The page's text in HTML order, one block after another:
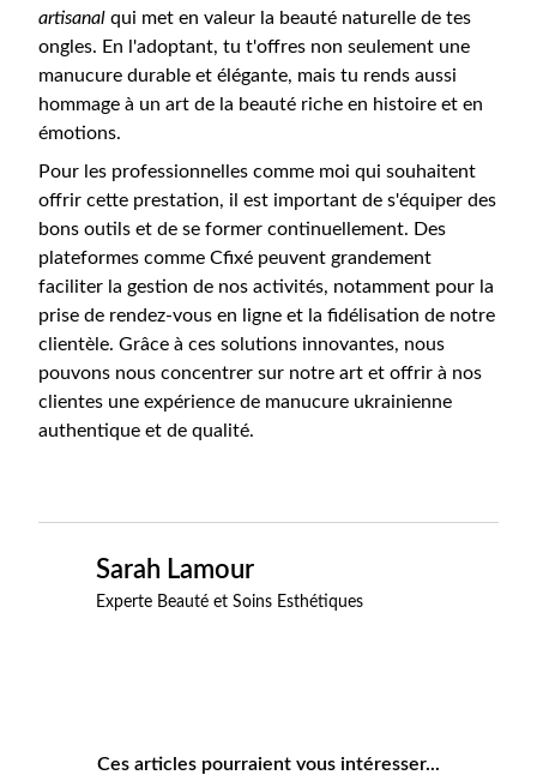
artisanal qui met en valeur la beauté naturelle de tes
ongles. En l'adoptant, tu t'offres non seulement une
manucure durable et élégante, mais tu rends aussi
hommage à un art de la beauté riche en histoire et en
émotions.
Pour les professionnelles comme moi qui souhaitent
offrir cette prestation, il est important de s'équiper des
bons outils et de se former continuellement. Des
plateformes comme Cfixé peuvent grandement
faciliter la gestion de nos activités, notamment pour la
prise de rendez-vous en ligne et la fidélisation de notre
clientèle. Grâce à ces solutions innovantes, nous
pouvons nous concentrer sur notre art et offrir à nos
clientes une expérience de manucure ukrainienne
authentique et de qualité.
Sarah Lamour
Experte Beauté et Soins Esthétiques
Ces articles pourraient vous intéresser...